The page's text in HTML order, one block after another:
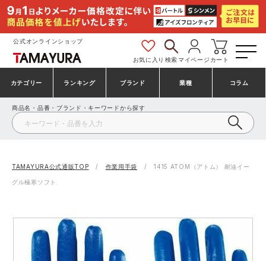
公式オンラインショップ
お気に入り 検索マイページ カート
カテゴリー
安全靴・作業靴
事務服・オフィスウェア
ランキング
安全靴ランキング
安全靴スニーカーランキング
アシックス安全靴ランキング
ブランド
アシックス
プーマ コンバース（CONVERSE）
アイズフロンティア TSDESIGN
業種
建設・建築作業服
製造・工場作業服
大工・鳶作業服
コラム
商品名・品番・ブランド・キーワードから探す
TAMAYURA公式通販TOP 作業用手袋 1415 ATOM（アトム） 耐油イー
グル極寒ソフト